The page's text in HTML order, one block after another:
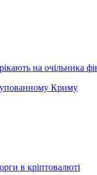
на очільника
Криму
в кріптовалюті